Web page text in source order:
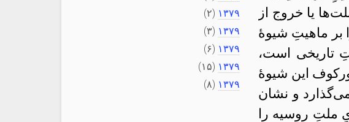
یا خروج از
بر ماهیتِ شیوهٔ
تاریخی است،
این شیوهٔ
و نشان
ملتِ روسیه را
۱۳۷۹ (۲)
۱۳۷۹ (۳)
۱۳۷۹ (۶)
۱۳۷۹ (۱۵)
۱۳۷۹ (۸)